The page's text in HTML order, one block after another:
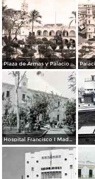
Plaza de Armas y Palacio Municipal
Hospital Francisco I Madero.